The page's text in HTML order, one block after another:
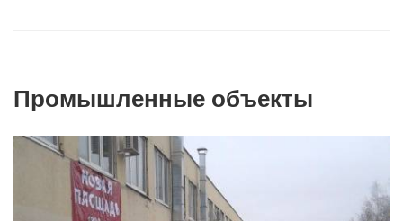
Промышленные объекты